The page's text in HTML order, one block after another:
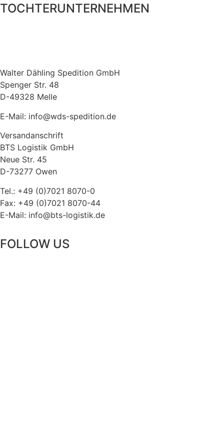
TOCHTERUNTERNEHMEN
Walter Dähling Spedition GmbH
Spenger Str. 48
D-49328 Melle
E-Mail: info@wds-spedition.de
Versandanschrift
BTS Logistik GmbH
Neue Str. 45
D-73277 Owen
Tel.: +49 (0)7021 8070-0
Fax: +49 (0)7021 8070-44
E-Mail: info@bts-logistik.de
FOLLOW US